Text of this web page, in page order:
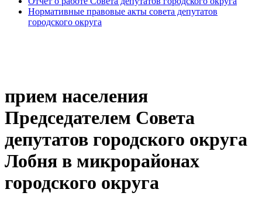
Нормативные правовые акты совета депутатов
городского округа
прием населения
Председателем Совета
депутатов городского округа
Лобня в микрорайонах
городского округа